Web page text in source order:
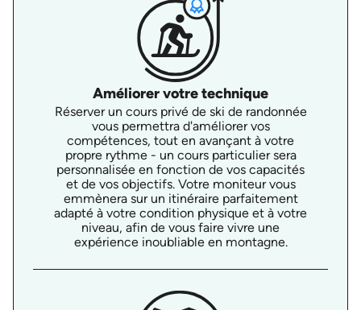
Améliorer votre technique
Réserver un cours privé de ski de randonnée
vous permettra d'améliorer vos
compétences, tout en avançant à votre
propre rythme - un cours particulier sera
personnalisée en fonction de vos capacités
et de vos objectifs. Votre moniteur vous
emmènera sur un itinéraire parfaitement
adapté à votre condition physique et à votre
niveau, afin de vous faire vivre une
expérience inoubliable en montagne.